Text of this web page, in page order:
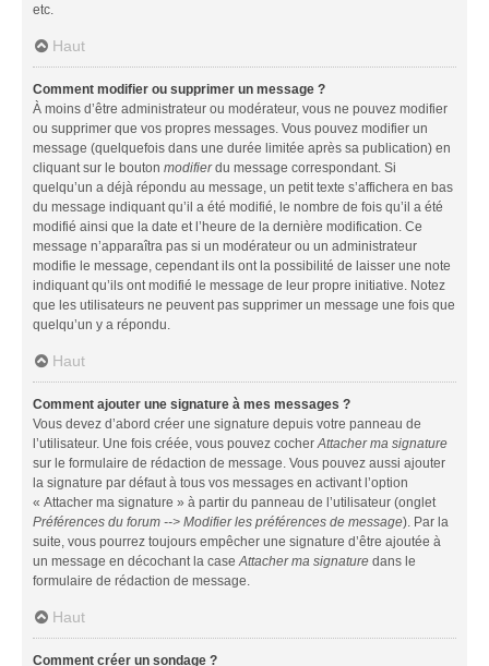
etc.
Haut
Comment modifier ou supprimer un message ?
À moins d’être administrateur ou modérateur, vous ne pouvez modifier
ou supprimer que vos propres messages. Vous pouvez modifier un
message (quelquefois dans une durée limitée après sa publication) en
cliquant sur le bouton modifierdu message correspondant. Si
quelqu’un a déjà répondu au message, un petit texte s’affichera en bas
du message indiquant qu’il a été modifié, le nombre de fois qu’il a été
modifié ainsi que la date et l’heure de la dernière modification. Ce
message n’apparaîtra pas si un modérateur ou un administrateur
modifie le message, cependant ils ont la possibilité de laisser une note
indiquant qu’ils ont modifié le message de leur propre initiative. Notez
que les utilisateurs ne peuvent pas supprimer un message une fois que
quelqu’un y a répondu.
Haut
Comment ajouter une signature à mes messages ?
Vous devez d’abord créer une signature depuis votre panneau de
l’utilisateur. Une fois créée, vous pouvez cocher Attacher ma signature
sur le formulaire de rédaction de message. Vous pouvez aussi ajouter
la signature par défaut à tous vos messages en activant l’option
« Attacher ma signature » à partir du panneau de l’utilisateur (onglet
Préférences du forum --> Modifier les préférences de message). Par la
suite, vous pourrez toujours empêcher une signature d’être ajoutée à
un message en décochant la case Attacher ma signature dans le
formulaire de rédaction de message.
Haut
Comment créer un sondage ?